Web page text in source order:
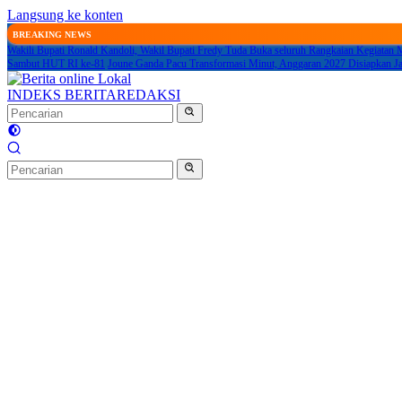
Langsung ke konten
BREAKING NEWS
Wakili Bupati Ronald Kandoli, Wakil Bupati Fredy Tuda Buka seluruh Rangkaian Kegiatan
Sambut HUT RI ke-81 Joune Ganda Pacu Transformasi Minut, Anggaran 2027 Disiapkan
INDEKS BERITAREDAKSI